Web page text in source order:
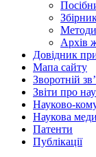
Архів
Довідник
Мапа сайту
Зворотній
Звіти про
Науково-
Наукова
Патенти
Публікації